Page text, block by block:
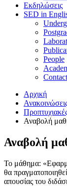
Εκδηλώσεις
SED in
People
Contact
Αρχική
Αναβολή
Αναβολή
Το μάθημα:
θα πραγματοποιηθεί
απουσίας του